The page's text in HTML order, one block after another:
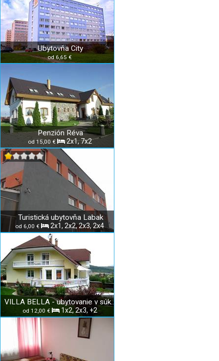
Ubytovňa City
od 6,65 €
Penzión Réva
od 15,00 € 2x1, 7x2
Turistická ubytovňa Labak
od 6,00 € 2x1, 2x2, 2x3, 2x4
VILLA BELLA - ubytovanie v súkromí
od 12,00 € 1x2, 2x3, +2